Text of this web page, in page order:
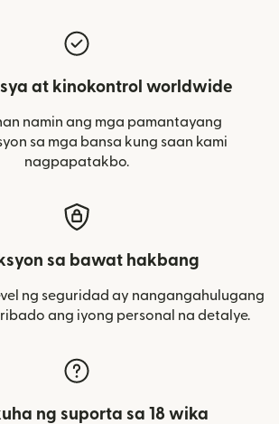
at kinokontrol worldwide
namin ang mga pamantayang
sa mga bansa kung saan kami
nagpapatakbo.
sa bawat hakbang
ng seguridad ay nangangahulugang
ang iyong personal na detalye.
ng suporta sa 18 wika